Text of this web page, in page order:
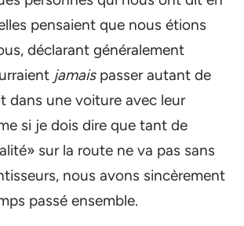
pensaient que nous étions
déclarant généralement
jamaispasser autant de
dans une voiture avec leur
si je dois dire que tant de
sur la route ne va pas sans
nous avons sincèrement
passé ensemble.